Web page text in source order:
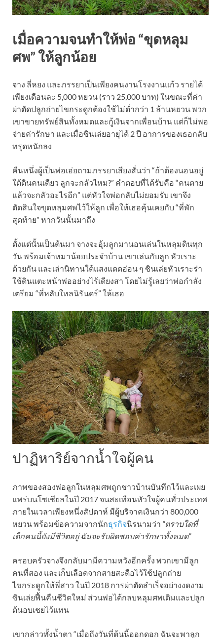
เมื่อความจนทำให้พ่อ “ขุดหลุม
ศพ” ให้ลูกน้อย
จาง ลี่หยง และภรรยาเป็นเพียงคนงานโรงงานแก้ว รายได้
เพียงเดือนละ 5,000 หยวน (ราว 25,000 บาท) ในขณะที่ค่า
ผ่าตัดปลูกถ่ายไขกระดูกต้องใช้ไม่ต่ำกว่า 1 ล้านหยวน พวก
เขาขายทรัพย์สินทั้งหมดและกู้เงินจากเพื่อนบ้าน แต่ก็ไม่พอ
จ่ายค่ารักษา และเมื่อซินเล่ยอายุได้ 2 ปี อาการของเธอกลับ
ทรุดหนักลง
คืนหนึ่งผู้เป็นพ่อเอ่ยถามภรรยาเสียงสั่นว่า “ถ้าต้องนอนอยู่
ใต้ดินคนเดียว ลูกจะกลัวไหม?” คำตอบที่ได้รับคือ “คนตาย
แล้วจะกลัวอะไรอีก” แต่หัวใจพ่อกลับไม่ยอมรับ เขาจึง
ตัดสินใจขุดหลุมศพไว้ให้ลูก เพื่อให้เธอคุ้นเคยกับ “ที่พัก
สุดท้าย” หากวันนั้นมาถึง
ตั้งแต่นั้นเป็นต้นมา จางจะอุ้มลูกมานอนเล่นในหลุมดินทุก
วัน พร้อมเจ้าหมาน้อยประจำบ้าน เขาเล่นกับลูก หัวเราะ
ด้วยกัน และเล่านิทานใต้แสงแดดอ่อน ๆ ซินเล่ยหัวเราะร่า
ใช้ดินแตะหน้าพ่ออย่างไร้เดียงสา โดยไม่รู้เลยว่าพ่อกำลัง
เตรียม “ที่หลับใหลนิรันดร์” ให้เธอ
ปาฏิหาริย์จากน้ำใจผู้คน
ภาพของสองพ่อลูกในหลุมศพถูกชาวบ้านบันทึกไว้และเผย
แพร่บนโซเชียลในปี 2017 จนสะเทือนหัวใจผู้คนทั่วประเทศ
ภายในเวลาเพียงหนึ่งสัปดาห์ มีผู้บริจาคเงินกว่า 800,000
หยวน พร้อมข้อความจากนักธุรกิจนิรนามว่า “ตราบใดที่
เด็กคนนี้ยังมีชีวิตอยู่ ฉันจะรับผิดชอบค่ารักษาทั้งหมด”
ครอบครัวจางจึงกลับมามีความหวังอีกครั้ง พวกเขามีลูก
คนที่สอง และเก็บเลือดจากสายสะดือไว้ใช้ปลูกถ่าย
ไขกระดูกให้พี่สาว ในปี 2018 การผ่าตัดสำเร็จอย่างงดงาม
ซินเล่ยฟื้นคืนชีวิตใหม่ ส่วนพ่อได้กลบหลุมศพเดิมและปลูก
ต้นอบเชยไว้แทน
เขากล่าวทั้งน้ำตา “เมื่อถึงวันที่ต้นนี้ออกดอก ฉันจะพาลูก